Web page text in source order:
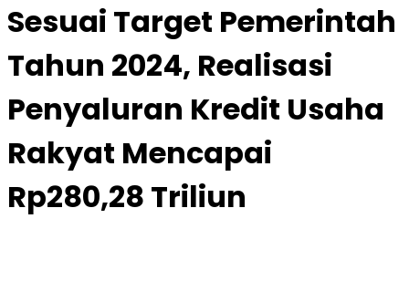
Sesuai Target Pemerintah
Tahun 2024, Realisasi
Penyaluran Kredit Usaha
Rakyat Mencapai
Rp280,28 Triliun